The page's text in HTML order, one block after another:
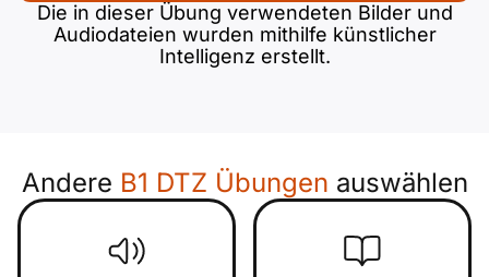
Die in dieser Übung verwendeten Bilder und
Audiodateien wurden mithilfe künstlicher
Intelligenz erstellt.
Andere B1 DTZ Übungen auswählen